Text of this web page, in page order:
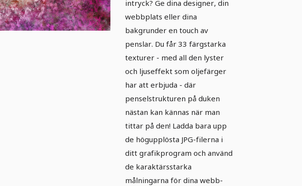
intryck? Ge dina designer, din
webbplats eller dina
bakgrunder en touch av
penslar. Du får 33 färgstarka
texturer - med all den lyster
och ljuseffekt som oljefärger
har att erbjuda - där
penselstrukturen på duken
nästan kan kännas när man
tittar på den! Ladda bara upp
de högupplösta JPG-filerna i
ditt grafikprogram och använd
de karaktärsstarka
målningarna för dina webb-